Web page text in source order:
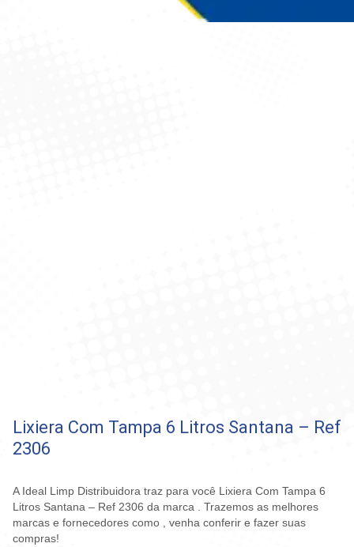
Lixiera Com Tampa 6 Litros Santana – Ref
2306
A Ideal Limp Distribuidora traz para você Lixiera Com Tampa 6
Litros Santana – Ref 2306 da marca . Trazemos as melhores
marcas e fornecedores como , venha conferir e fazer suas
compras!